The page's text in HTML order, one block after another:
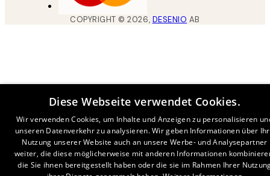
COPYRIGHT ©2026, DESENIO AB
Diese Webseite verwendet Cookies.
Wir verwenden Cookies, um Inhalte und Anzeigen zu personalisieren
unseren Datenverkehr zu analysieren. Wir geben Informationen über
Nutzung unserer Website auch an unsere Werbe- und Analysepartner
weiter, die diese möglicherweise mit anderen Informationen
die Sie ihnen bereitgestellt haben oder die sie im Rahmen Ihrer